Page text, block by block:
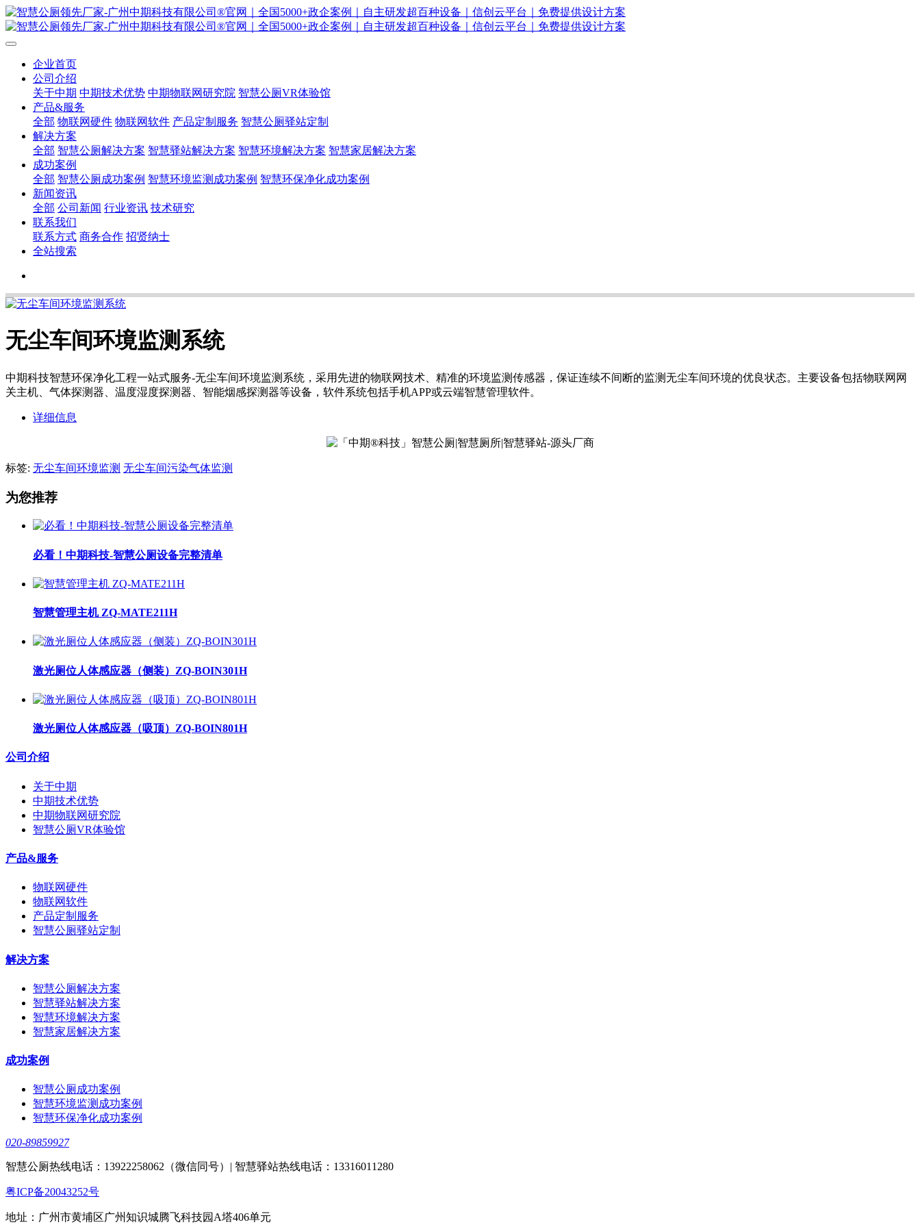
企业首页
公司介绍
关于中期 中期技术优势 中期物联网研究院 智慧公厕VR体验馆
产品&服务
全部 物联网硬件 物联网软件 产品定制服务 智慧公厕驿站定制
解决方案
全部 智慧公厕解决方案 智慧驿站解决方案 智慧环境解决方案 智慧家居解决方案
成功案例
全部 智慧公厕成功案例 智慧环境监测成功案例 智慧环保净化成功案例
新闻资讯
全部 公司新闻 行业资讯 技术研究
联系我们
联系方式 商务合作 招贤纳士
全站搜索
无尘车间环境监测系统
中期科技智慧环保净化工程一站式服务-无尘车间环境监测系统，采用先进的物联网技术、精准的环境监测传感器，保证连续不间断的监测无尘车间环境的优良状态。主要设备包括物联网网
关主机、气体探测器、温度湿度探测器、智能烟感探测器等设备，软件系统包括手机APP或云端智慧管理软件。
详细信息
标签: 无尘车间环境监测 无尘车间污染气体监测
为您推荐
必看！中期科技-智慧公厕设备完整清单
智慧管理主机 ZQ-MATE211H
激光厕位人体感应器（侧装）ZQ-BOIN301H
激光厕位人体感应器（吸顶）ZQ-BOIN801H
公司介绍
关于中期
中期技术优势
中期物联网研究院
智慧公厕VR体验馆
产品&服务
物联网硬件
物联网软件
产品定制服务
智慧公厕驿站定制
解决方案
智慧公厕解决方案
智慧驿站解决方案
智慧环境解决方案
智慧家居解决方案
成功案例
智慧公厕成功案例
智慧环境监测成功案例
智慧环保净化成功案例
020-89859927
智慧公厕热线电话：13922258062（微信同号）| 智慧驿站热线电话：13316011280
粤ICP备20043252号
地址：广州市黄埔区广州知识城腾飞科技园A塔406单元